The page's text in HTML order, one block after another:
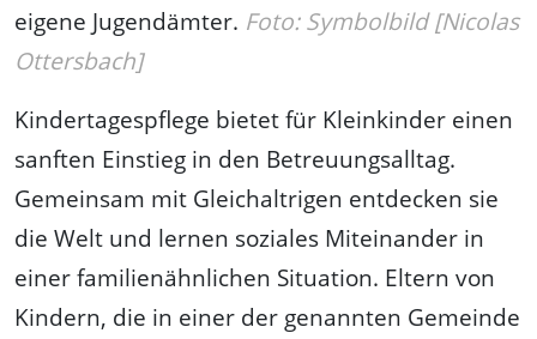
eigene Jugendämter. Foto: Symbolbild [Nicolas
Ottersbach]
Kindertagespflege bietet für Kleinkinder einen
sanften Einstieg in den Betreuungsalltag.
Gemeinsam mit Gleichaltrigen entdecken sie
die Welt und lernen soziales Miteinander in
einer familienähnlichen Situation. Eltern von
Kindern, die in einer der genannten Gemeinde